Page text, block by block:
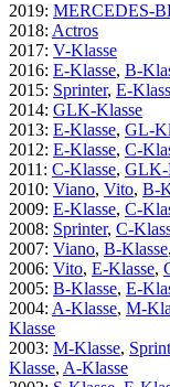
2019: MERCEDES-
2018: Actros
2017: V-Klasse
2016: E-Klasse, B-
2015: Sprinter, E-
2014: GLK-Klasse
2013: E-Klasse, GL-
2012: E-Klasse, C-
2011 : C-Klasse, GLK-
2010: Viano, Vito, B-
2009: E-Klasse, C-
2008: Sprinter, C-
2007: Viano, B-Klasse,
2006: Vito, E-Klasse,
2005: B-Klasse, E-
2004: A-Klasse, M-
Klasse
2003: M-Klasse,
Klasse, A-Klasse